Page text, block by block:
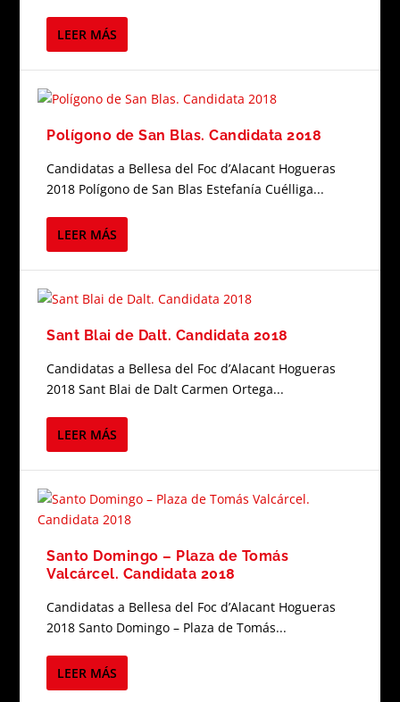
LEER MÁS
Polígono de San Blas. Candidata 2018
Candidatas a Bellesa del Foc d’Alacant Hogueras
2018 Polígono de San Blas Estefanía Cuélliga...
LEER MÁS
Sant Blai de Dalt. Candidata 2018
Candidatas a Bellesa del Foc d’Alacant Hogueras
2018 Sant Blai de Dalt Carmen Ortega...
LEER MÁS
Santo Domingo – Plaza de Tomás
Valcárcel. Candidata 2018
Candidatas a Bellesa del Foc d’Alacant Hogueras
2018 Santo Domingo – Plaza de Tomás...
LEER MÁS